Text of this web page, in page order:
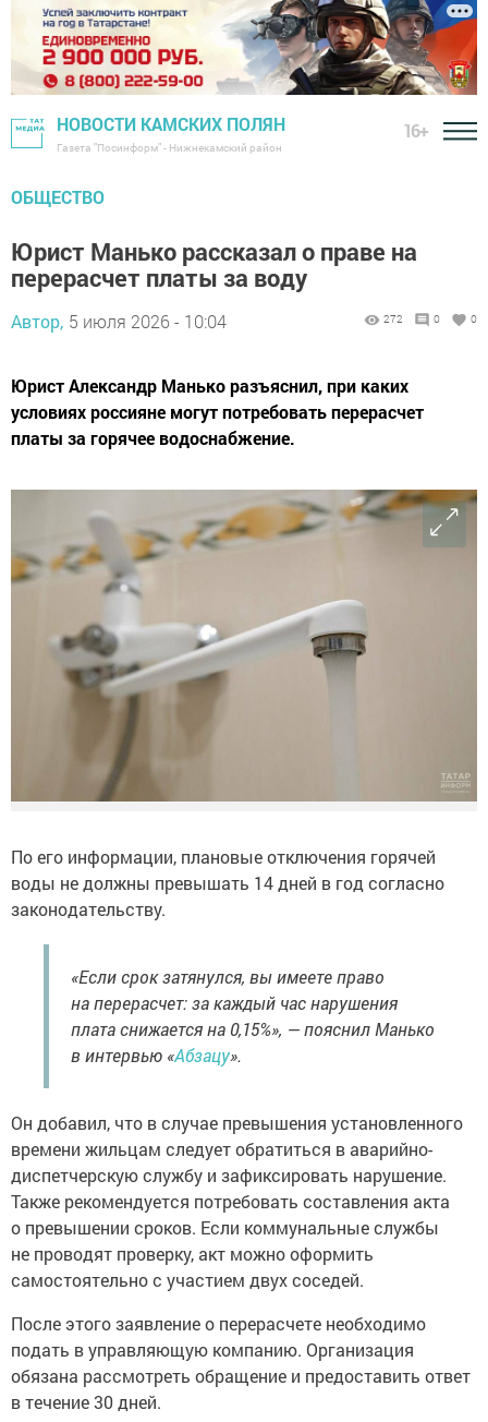
НОВОСТИ КАМСКИХ ПОЛЯН
Газета "Посинформ" - Нижнекамский район
16+
ОБЩЕСТВО
Юрист Манько рассказал о праве на
перерасчет платы за воду
Автор, 5 июля 2026 - 10:04 272 0 0
Юрист Александр Манько разъяснил, при каких
условиях россияне могут потребовать перерасчет
платы за горячее водоснабжение.
По его информации, плановые отключения горячей
воды не должны превышать 14 дней в год согласно
законодательству.
«Если срок затянулся, вы имеете право
на перерасчет: за каждый час нарушения
плата снижается на 0,15%», — пояснил Манько
в интервью «Абзацу».
Он добавил, что в случае превышения установленного
времени жильцам следует обратиться в аварийно-
диспетчерскую службу и зафиксировать нарушение.
Также рекомендуется потребовать составления акта
о превышении сроков. Если коммунальные службы
не проводят проверку, акт можно оформить
самостоятельно с участием двух соседей.
После этого заявление о перерасчете необходимо
подать в управляющую компанию. Организация
обязана рассмотреть обращение и предоставить ответ
в течение 30 дней.